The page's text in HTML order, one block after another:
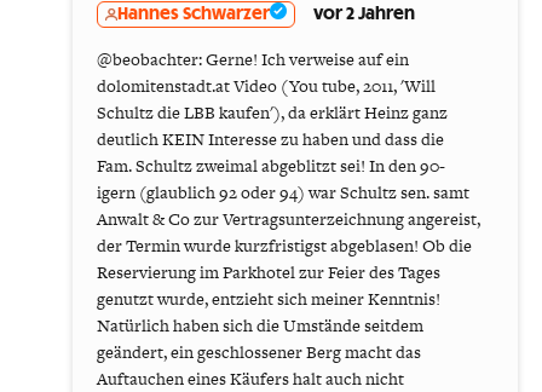
Hannes Schwarzer vor 2 Jahren
@beobachter: Gerne! Ich verweise auf ein
dolomitenstadt.at Video (You tube, 2011, 'Will
Schultz die LBB kaufen'), da erklärt Heinz ganz
deutlich KEIN Interesse zu haben und dass die
Fam. Schultz zweimal abgeblitzt sei! In den 90-
igern (glaublich 92 oder 94) war Schultz sen. samt
Anwalt & Co zur Vertragsunterzeichnung angereist,
der Termin wurde kurzfristigst abgeblasen! Ob die
Reservierung im Parkhotel zur Feier des Tages
genutzt wurde, entzieht sich meiner Kenntnis!
Natürlich haben sich die Umstände seitdem
geändert, ein geschlossener Berg macht das
Auftauchen eines Käufers halt auch nicht